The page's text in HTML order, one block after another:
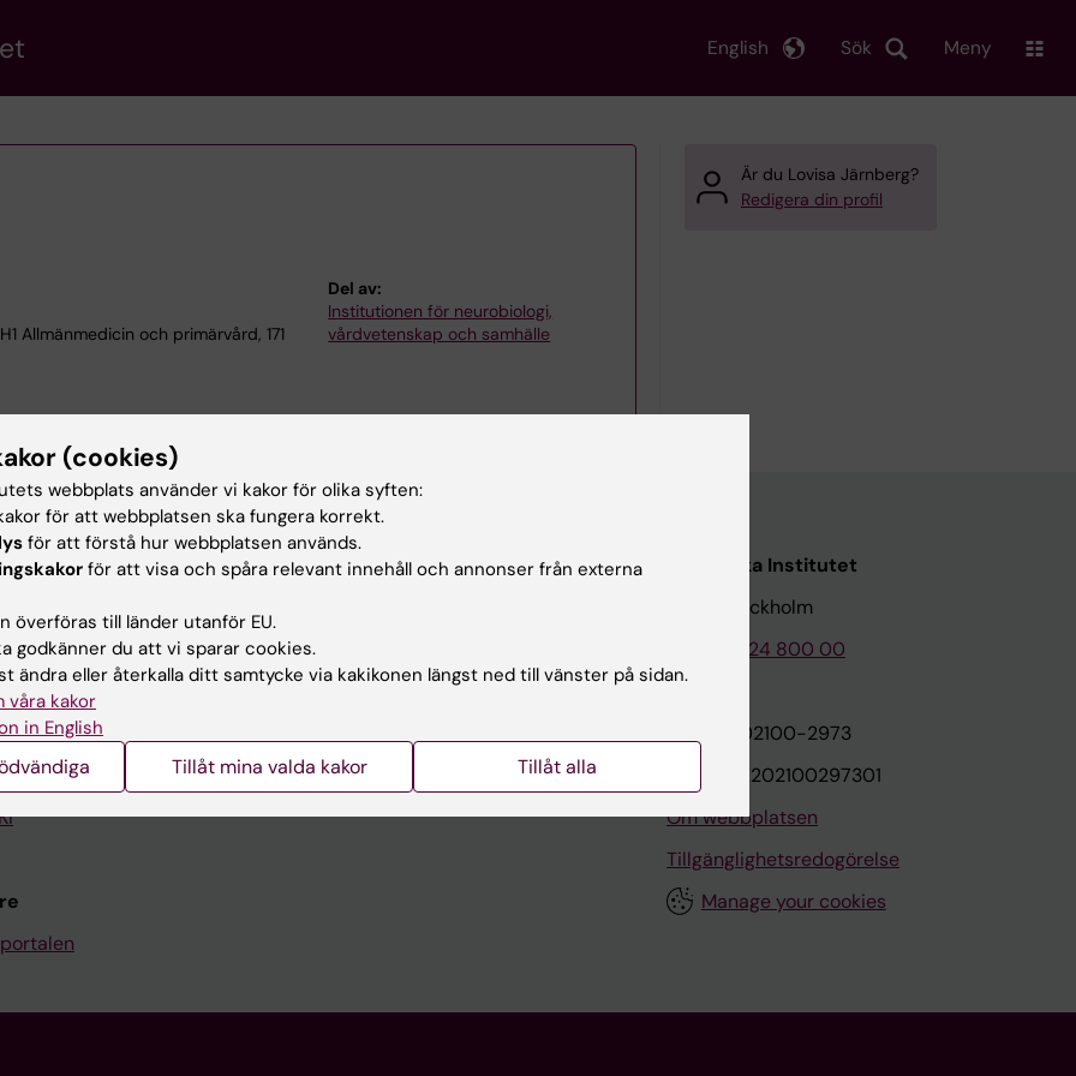
Sök
English Meny
Allmänmedicin och primärvård, 171
Del av:
Institutionen för neurobiologi,
vårdvetenskap och samhälle
Är du Lovisa Järnberg?
Redigera din profil
Kontakta och besök KI
Stöd forskning och utbildning
Kontakta presstjänsten
Karolinska Institutet
171 77 Stockholm
Tel: 08-524 800 00
Org.nr: 202100-2973
VAT.nr: SE202100297301
Om webbplatsen
Tillgänglighetsredogörelse
Manage your cookies
(cookies)
webbplats använder vi kakor för olika syften:
för att webbplatsen ska fungera korrekt.
för att förstå hur webbplatsen används.
för att visa och spåra relevant innehåll och annonser från externa
överföras till länder utanför EU.
godkänner du att vi sparar cookies.
ändra eller återkalla ditt samtycke via kakikonen längst ned till vänster på sidan.
våra kakor
in English
Tillåt mina valda kakor Tillåt alla